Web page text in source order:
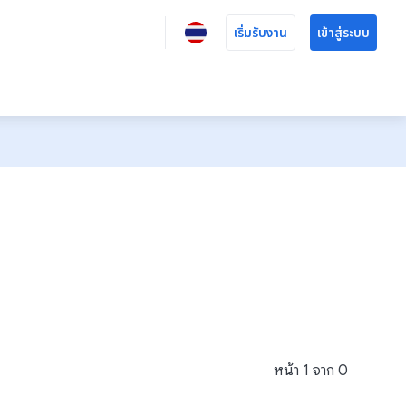
เริ่มรับงาน เข้าสู่ระบบ
หน้า 1 จาก 0